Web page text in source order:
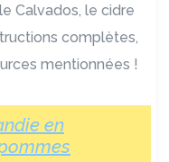
Calvados, le cidre
complètes,
mentionnées !
en